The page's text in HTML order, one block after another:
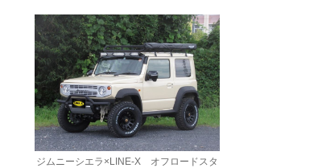
ジムニーシエラ×LINE-X オフロードスタ